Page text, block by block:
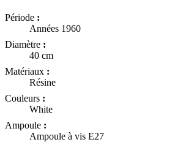
Période :
Années 1960
Diamètre :
40 cm
Matériaux :
Résine
Couleurs :
White
Ampoule :
Ampoule à vis E27